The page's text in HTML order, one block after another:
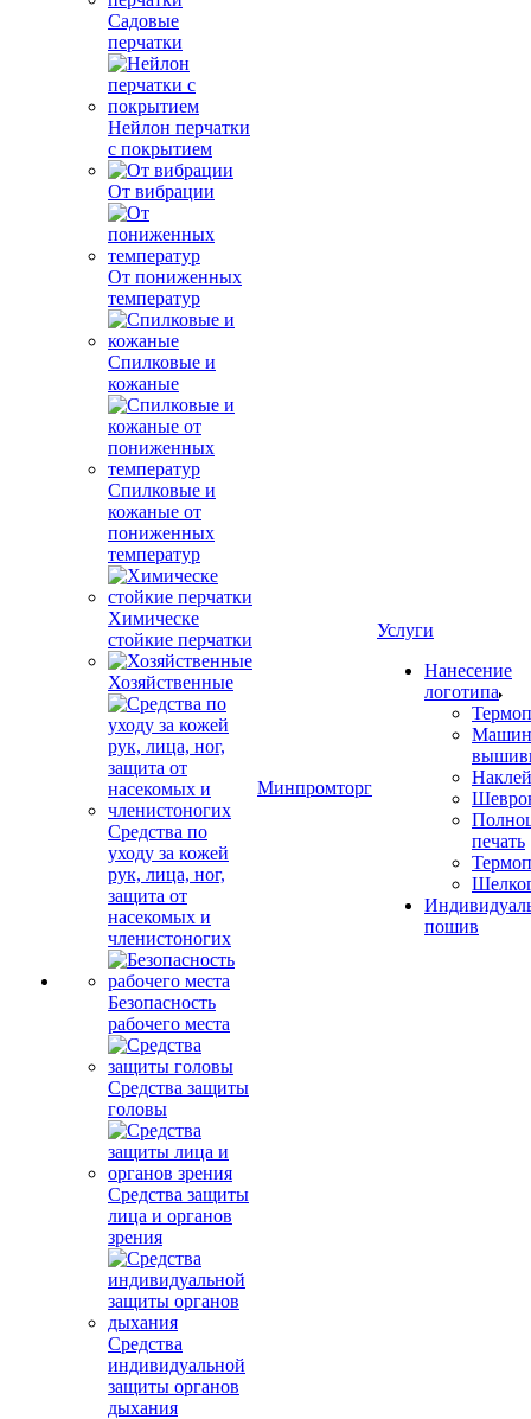
Садовые
перчатки
Нейлон перчатки
с покрытием
От вибрации
От пониженных
температур
Спилковые и
кожаные
Спилковые и
кожаные от
пониженных
температур
Химическе
стойкие перчатки
Хозяйственные
Средства по
уходу за кожей
рук, лица, ног,
защита от
насекомых и
членистоногих
Безопасность
рабочего места
Средства защиты
головы
Средства защиты
лица и органов
зрения
Средства
индивидуальной
защиты органов
дыхания
Минпромторг
Услуги
Нанесение
логотипа
печать
пошив